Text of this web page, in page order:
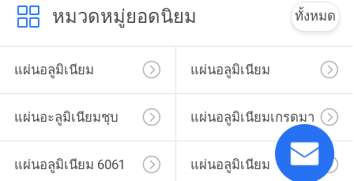
แผ่นอลูมิเนียมเกรดอากาศยานบางขนาดหนา 3 มม. 7175
แผ่นอลูมิเนียมเพชร 1060 6061 สำหรับวัสดุตกแต่ง
หมวดหมู่ยอดนิยม ทั้งหมด
แผ่นอลูมิเนียม แผ่นอลูมิเนียม
แผ่นอะลูมิเนียมชุบ แผ่นอลูมิเนียมเกรดมา
รีน
แผ่นอลูมิเนียม 6061 แผ่นอลูมิเนียม